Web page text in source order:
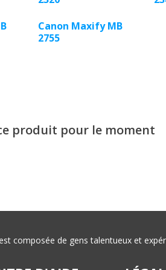
Canon Maxify MB
2755
produit pour le moment
composée de gens talentueux et